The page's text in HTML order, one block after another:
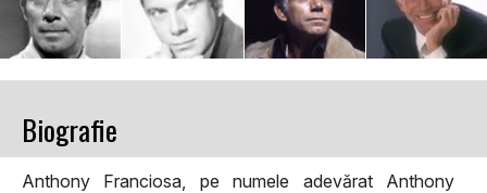
Biografie
Anthony Franciosa, pe numele adevărat Anthony